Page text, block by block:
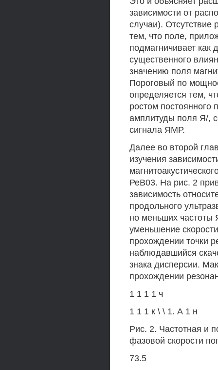
зависимости от
случаи). Отсутствие
тем, что поле,
подмагничивает
существенного
значению поля
Пороговый по
определяется тем,
ростом постоянного
амплитуды поля Я/,
сигнала ЯМР.
Далее во второй
изучения
РеВ03. На рис. 2
зависимость
продольного
но меньших частоты
уменьшение
прохождении точки
наблюдавшийся
знака дисперсии.
прохождении
1 1 1 1 ч
1 1 1 к \ \ 1. А 1 н
Рис. 2. Частотная и
фазовой скорости
73.5